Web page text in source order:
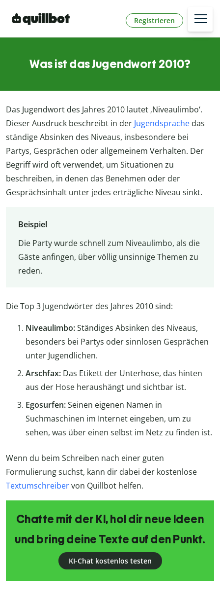
Registrieren
Was ist das Jugendwort 2010?
Das Jugendwort des Jahres 2010 lautet ‚Niveaulimbo‘.
Dieser Ausdruck beschreibt in der Jugendsprache das
ständige Absinken des Niveaus, insbesondere bei
Partys, Gesprächen oder allgemeinem Verhalten. Der
Begriff wird oft verwendet, um Situationen zu
beschreiben, in denen das Benehmen oder der
Gesprächsinhalt unter jedes erträgliche Niveau sinkt.
Beispiel
Die Party wurde schnell zum Niveaulimbo, als die
Gäste anfingen, über völlig unsinnige Themen zu
reden.
Die Top 3 Jugendwörter des Jahres 2010 sind:
Niveaulimbo:Ständiges Absinken des Niveaus,
besonders bei Partys oder sinnlosen Gesprächen
unter Jugendlichen.
Arschfax: Das Etikett der Unterhose, das hinten
aus der Hose heraushängt und sichtbar ist.
Egosurfen:Seinen eigenen Namen in
Suchmaschinen im Internet eingeben, um zu
sehen, was über einen selbst im Netz zu finden ist.
Wenn du beim Schreiben nach einer guten
Formulierung suchst, kann dir dabei der kostenlose
Textumschreibervon Quillbot helfen.
Chatte mit der KI, hol dir neue Ideen
und bring deine Texte auf den Punkt.
KI-Chat kostenlos testen